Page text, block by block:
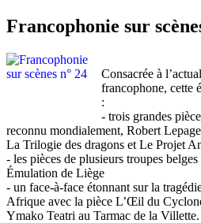
Francophonie sur
Consacrée à
francophone, cette
:
- trois grandes
reconnu mondialement, Robert
La Trilogie des dragons et Le Projet
- les pièces de plusieurs troupes
Émulation de Liège
- un face-à-face étonnant sur la
Afrique avec la pièce L’Œil du
Ymako Teatri au Tarmac de la Villette.